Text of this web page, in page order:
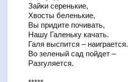
Зайки серенькие,
Хвосты беленькие,
Вы придите почивать,
Нашу Галеньку качать.
Галя выспится – наиграется.
Во зеленый сад пойдет –
Разгуляется.